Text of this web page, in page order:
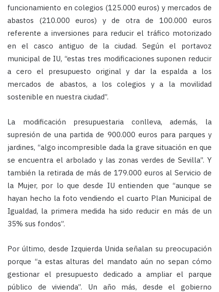
funcionamiento en colegios (125.000 euros) y mercados de
abastos (210.000 euros) y de otra de 100.000 euros
referente a inversiones para reducir el tráfico motorizado
en el casco antiguo de la ciudad. Según el portavoz
municipal de IU, “estas tres modificaciones suponen reducir
a cero el presupuesto original y dar la espalda a los
mercados de abastos, a los colegios y a la movilidad
sostenible en nuestra ciudad”.
La modificación presupuestaria conlleva, además, la
supresión de una partida de 900.000 euros para parques y
jardines, “algo incompresible dada la grave situación en que
se encuentra el arbolado y las zonas verdes de Sevilla”. Y
también la retirada de más de 179.000 euros al Servicio de
la Mujer, por lo que desde IU entienden que “aunque se
hayan hecho la foto vendiendo el cuarto Plan Municipal de
Igualdad, la primera medida ha sido reducir en más de un
35% sus fondos”.
Por último, desde Izquierda Unida señalan su preocupación
porque “a estas alturas del mandato aún no sepan cómo
gestionar el presupuesto dedicado a ampliar el parque
público de vivienda”. Un año más, desde el gobierno